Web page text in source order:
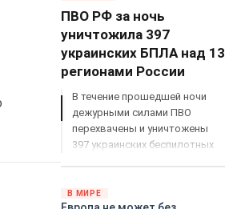
ПВО РФ за ночь
уничтожила 397
украинских БПЛА над 13
регионами России
В течение прошедшей ночи
дежурными силами ПВО
перехвачены и уничтожены
397 украинских беспилотных
территориями Белгородской,
В МИРЕ